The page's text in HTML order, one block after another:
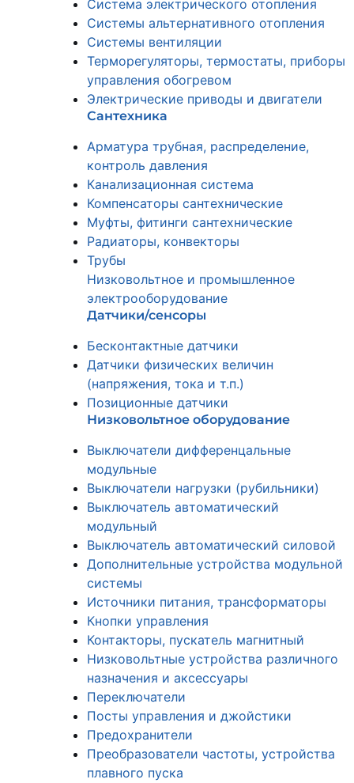
Система электрического отопления
Системы альтернативного отопления
Системы вентиляции
Терморегуляторы, термостаты, приборы
управления обогревом
Электрические приводы и двигатели
Сантехника
Арматура трубная, распределение,
контроль давления
Канализационная система
Компенсаторы сантехнические
Муфты, фитинги сантехнические
Радиаторы, конвекторы
Трубы
Низковольтное и промышленное
электрооборудование
Датчики/сенсоры
Бесконтактные датчики
Датчики физических величин
(напряжения, тока и т.п.)
Позиционные датчики
Низковольтное оборудование
Выключатели дифференцальные
модульные
Выключатели нагрузки (рубильники)
Выключатель автоматический
модульный
Выключатель автоматический силовой
Дополнительные устройства модульной
системы
Источники питания, трансформаторы
Кнопки управления
Контакторы, пускатель магнитный
Низковольтные устройства различного
назначения и аксессуары
Переключатели
Посты управления и джойстики
Предохранители
Преобразователи частоты, устройства
плавного пуска